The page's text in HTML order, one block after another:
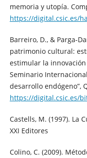
memoria y utopía.
https://digital.csic.es/
Barreiro, D., & Parga-
patrimonio cultural:
estimular la
Seminario
desarrollo endógeno”,
https://digital.csic.es/
Castells, M. (1997). La
XXI Editores
Colino, C. (2009).